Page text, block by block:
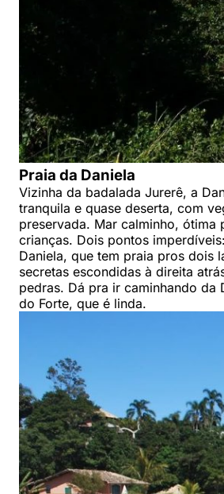
Praia da Daniela
Vizinha da badalada Jurerê, a
tranquila e quase deserta, com
preservada. Mar calminho, ótima
crianças. Dois pontos
Daniela, que tem praia pros dois
secretas escondidas à direita
pedras. Dá pra ir caminhando da
do Forte, que é linda.